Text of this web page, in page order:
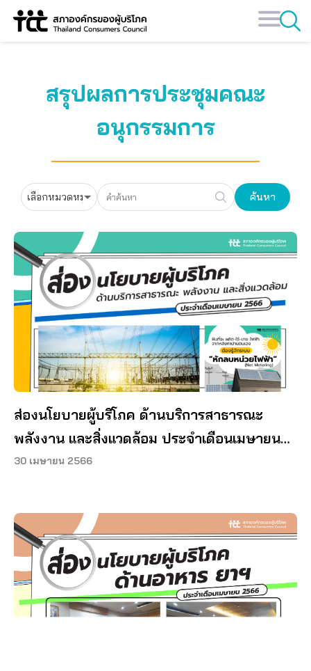
Skip
สรุปผลการประชุมคณะ
อนุกรรมการ
ค้นหา
ส่องนโยบายผู้บริโภค ด้านบริการสาธารณะ
พลังงาน และสิ่งแวดล้อม ประจำเดือนเมษายน
2566
30 เมษายน 2566